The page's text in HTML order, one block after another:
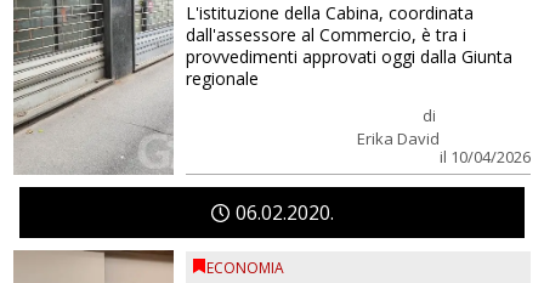
di
Erika David
il 10/04/2026
L'istituzione della Cabina, coordinata
dall'assessore al Commercio, è tra i
provvedimenti approvati oggi dalla Giunta
regionale
0602 2020
ECONOMIA